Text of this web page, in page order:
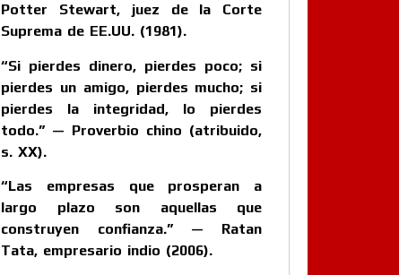
Potter Stewart, juez de la Corte
Suprema de EE.UU. (1981).
“Si pierdes dinero, pierdes poco; si
pierdes un amigo, pierdes mucho; si
pierdes la integridad, lo pierdes
todo.” — Proverbio chino (atribuido,
s. XX).
“Las empresas que prosperan a
largo plazo son aquellas que
construyen confianza.” — Ratan
Tata, empresario indio (2006).